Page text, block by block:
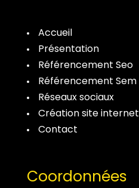
Accueil
Présentation
Référencement Seo
Référencement Sem
Réseaux sociaux
Création site internet
Contact
Coordonnées